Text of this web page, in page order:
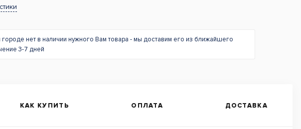
нет в наличии нужного Вам товара - мы доставим его из ближайшего
3-7 дней
КАК КУПИТЬ ОПЛАТА ДОСТАВКА